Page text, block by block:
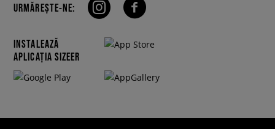
URMĂREȘTE-NE:
INSTALEAZĂ
APLICAȚIA SIZEER